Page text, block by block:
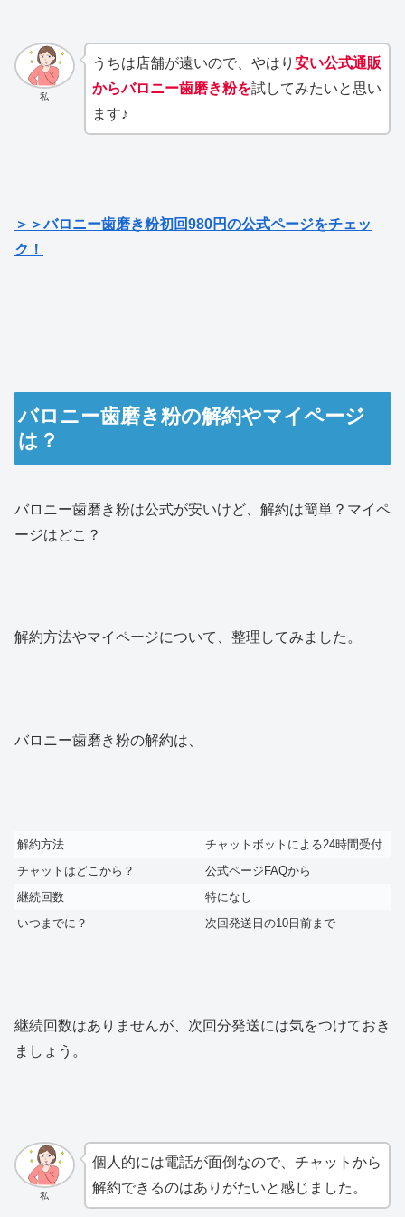
私
うちは店舗が遠いので、やはり 安い公式通販
からバロニー歯磨き粉を試してみたいと思い
ます♪
＞＞バロニー歯磨き粉初回980円の公式ページをチェッ
ク！
バロニー歯磨き粉の解約やマイページ
は？
バロニー歯磨き粉は公式が安いけど、解約は簡単？マイペ
ージはどこ？
解約方法やマイページについて、整理してみました。
バロニー歯磨き粉の解約は、
解約方法
チャットボットによる24時間受付
チャットはどこから？
公式ページFAQから
継続回数
特になし
いつまでに？
次回発送日の10日前まで
継続回数はありませんが、次回分発送には気をつけておき
ましょう。
私
個人的には電話が面倒なので、チャットから
解約できるのはありがたいと感じました。